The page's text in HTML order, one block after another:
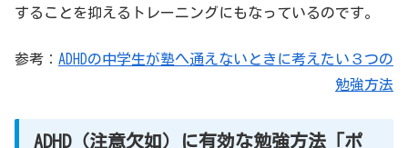
することを抑えるトレーニングにもなっているのです。
参考： ADHDの中学生が塾へ通えないときに考えたい３つの
勉強方法
ADHD（注意欠如）に有効な勉強方法「ポ